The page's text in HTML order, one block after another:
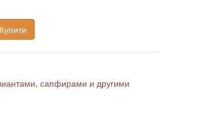
Купити
сапфирами и другими